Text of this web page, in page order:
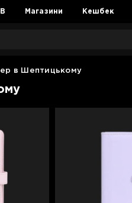
Магазини Кешбек
в Шептицькому